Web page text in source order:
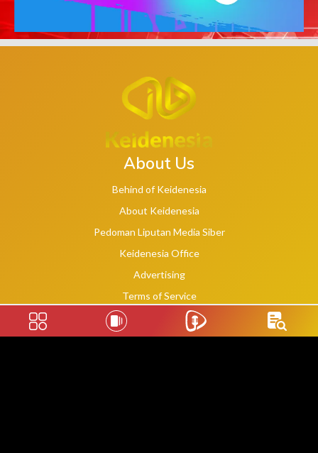
About Us
Behind of Keidenesia
About Keidenesia
Pedoman Liputan Media Siber
Keidenesia Office
Advertising
Terms of Service
Privacy Policy
Social Links